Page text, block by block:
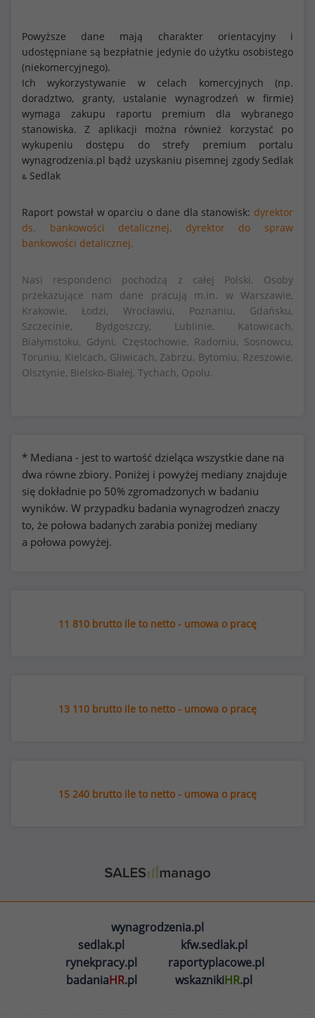
Powyższe dane mają charakter orientacyjny i
udostępniane są bezpłatnie jedynie do użytku osobistego
(niekomercyjnego).
Ich wykorzystywanie w celach komercyjnych (np.
doradztwo, granty, ustalanie wynagrodzeń w firmie)
wymaga zakupu raportu premium dla wybranego
stanowiska. Z aplikacji można również korzystać po
wykupeniu dostępu do strefy premium portalu
wynagrodzenia.pl bądź uzyskaniu pisemnej zgody Sedlak
& Sedlak
Raport powstał w oparciu o dane dla stanowisk: dyrektor
ds. bankowości detalicznej,
dyrektor do spraw
bankowości detalicznej.
Nasi respondenci pochodzą z całej Polski. Osoby
przekazujące nam dane pracują m.in. w Warszawie,
Krakowie, Łodzi, Wrocławiu, Poznaniu, Gdańsku,
Szczecinie, Bydgoszczy, Lublinie, Katowicach,
Białymstoku, Gdyni, Częstochowie, Radomiu, Sosnowcu,
Toruniu, Kielcach, Gliwicach, Zabrzu, Bytomiu, Rzeszowie,
Olsztynie, Bielsko-Białej, Tychach, Opolu.
* Mediana - jest to wartość dzieląca wszystkie dane na
dwa równe zbiory. Poniżej i powyżej mediany znajduje
się dokładnie po 50% zgromadzonych w badaniu
wyników. W przypadku badania wynagrodzeń znaczy
to, że połowa badanych zarabia poniżej mediany
a połowa powyżej.
11 810 brutto ile to netto - umowa o pracę
13 110 brutto ile to netto - umowa o pracę
15 240 brutto ile to netto - umowa o pracę
wynagrodzenia.pl
sedlak.pl
kfw.sedlak.pl
rynekpracy.pl
raportyplacowe.pl
badaniaHR.pl wskaznikiHR.pl